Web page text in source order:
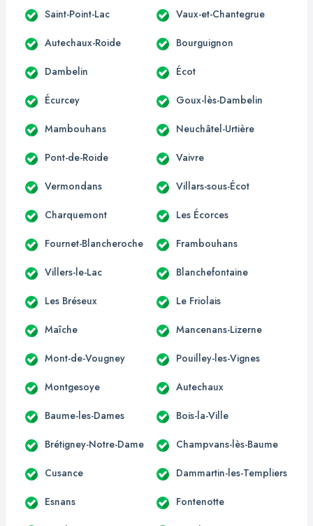
Saint-Point-Lac Vaux-et-Chantegrue
Autechaux-Roide Bourguignon
Dambelin Écot
Écurcey Goux-lès-Dambelin
Mambouhans Neuchâtel-Urtière
Pont-de-Roide Vaivre
Vermondans Villars-sous-Écot
Charquemont Les Écorces
Fournet-Blancheroche Frambouhans
Villers-le-Lac Blanchefontaine
Les Bréseux Le Friolais
Maîche Mancenans-Lizerne
Mont-de-Vougney Pouilley-les-Vignes
Montgesoye Autechaux
Baume-les-Dames Bois-la-Ville
Brétigney-Notre-Dame Champvans-lès-Baume
Cusance Dammartin-les-Templiers
Esnans Fontenotte